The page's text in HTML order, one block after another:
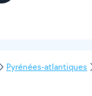
Pyrénées-atlantiques